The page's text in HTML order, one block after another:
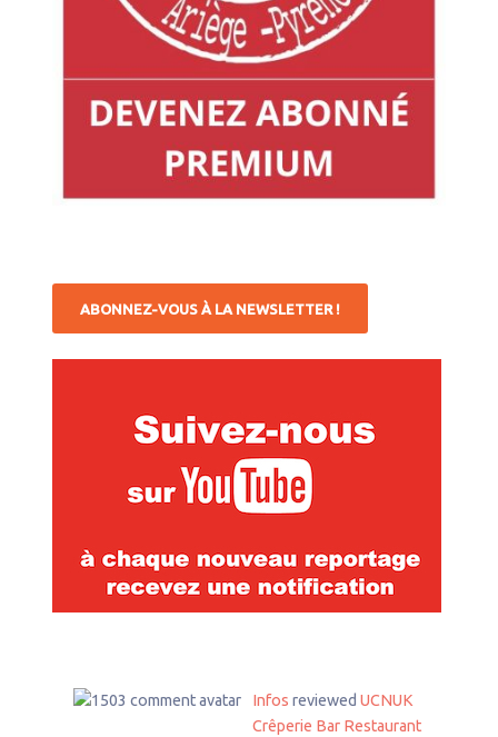
ABONNEZ-VOUS À LA NEWSLETTER !
Infos reviewed UCNUK
Crêperie Bar Restaurant